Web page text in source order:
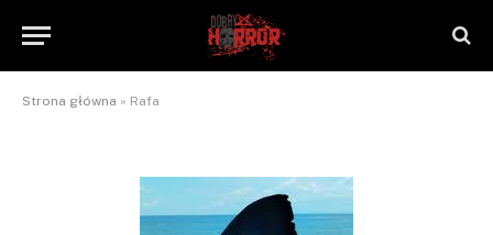
Strona główna » Rafa
NaTrzeźwoNieWarto
2012-12-18